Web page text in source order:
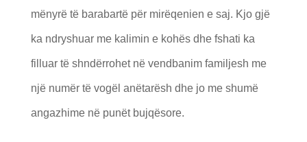
mënyrë të barabartë për mirëqenien e saj. Kjo gjë
ka ndryshuar me kalimin e kohës dhe fshati ka
filluar të shndërrohet në vendbanim familjesh me
një numër të vogël anëtarësh dhe jo me shumë
angazhime në punët bujqësore.